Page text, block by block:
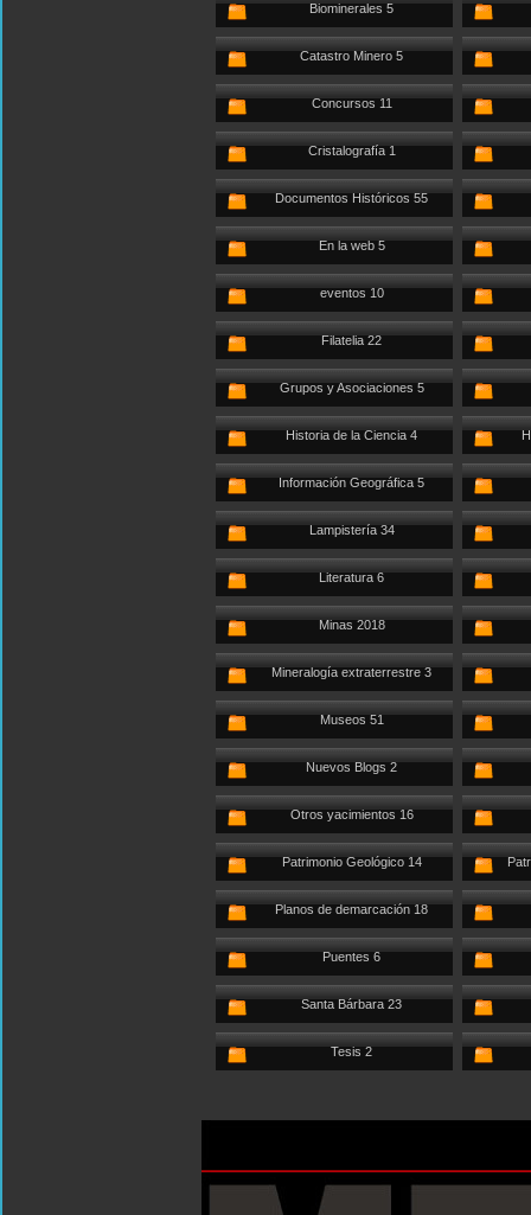
Biominerales 5
Catastro Minero 5
Concursos 11
Cristalografía 1
Documentos Históricos 55
En la web 5
eventos 10
Filatelia 22
Grupos y Asociaciones 5
Historia de la Ciencia 4
Información Geográfica 5
Lampistería 34
Literatura 6
Minas 2018
Mineralogía extraterrestre 3
Museos 51
Nuevos Blogs 2
Otros yacimientos 16
Patrimonio Geológico 14
Planos de demarcación 18
Puentes 6
Santa Bárbara 23
Tesis 2